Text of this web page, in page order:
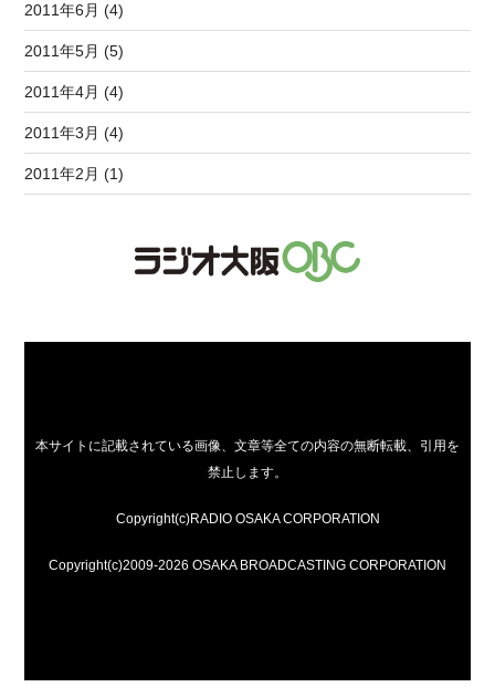
2011年6月 (4)
2011年5月 (5)
2011年4月 (4)
2011年3月 (4)
2011年2月 (1)
本サイトに記載されている画像、文章等全ての内容の無断転載、引用を
禁止します。
Copyright(c)RADIO OSAKA CORPORATION
Copyright(c)2009-2026 OSAKA BROADCASTING CORPORATION